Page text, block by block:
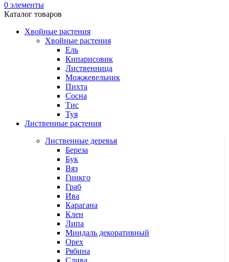
0 элементы
Каталог товаров
Хвойные растения
Хвойные растения
Ель
Кипарисовик
Лиственница
Можжевельник
Пихта
Сосна
Тис
Туя
Лиственные растения
Лиственные деревья
Береза
Бук
Вяз
Гинкго
Граб
Ива
Карагана
Клен
Липа
Миндаль декоративный
Орех
Рябина
Слива